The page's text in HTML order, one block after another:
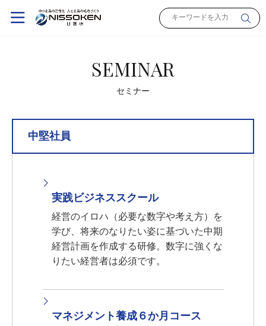
SEMINAR
セミナー
中堅社員
実践ビジネススクール
経営のイロハ（必要な数字や考え方）を
学び、将来のなりたい姿に基づいた中期
経営計画を作成する研修。数字に強くな
りたい経営者は必須です。
マネジメント養成６か月コース